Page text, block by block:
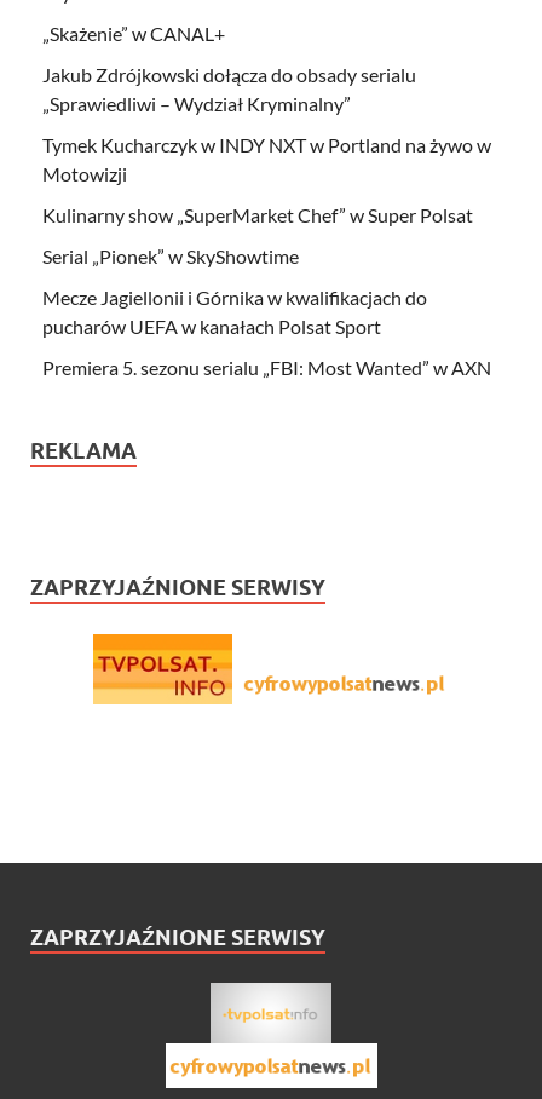
„Skażenie” w CANAL+
Jakub Zdrójkowski dołącza do obsady serialu
„Sprawiedliwi – Wydział Kryminalny”
Tymek Kucharczyk w INDY NXT w Portland na żywo w
Motowizji
Kulinarny show „SuperMarket Chef” w Super Polsat
Serial „Pionek” w SkyShowtime
Mecze Jagiellonii i Górnika w kwalifikacjach do
pucharów UEFA w kanałach Polsat Sport
Premiera 5. sezonu serialu „FBI: Most Wanted” w AXN
REKLAMA
ZAPRZYJAŹNIONE SERWISY
ZAPRZYJAŹNIONE SERWISY